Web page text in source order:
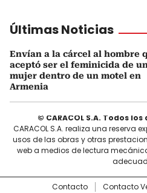
Últimas Noticias
Envían a la cárcel al hombre
aceptó ser el feminicida de
mujer dentro de un motel en
Armenia
© CARACOL S.A. Todos
CARACOL S.A. realiza una reserva
usos de las obras y otras
web a medios de lectura
Contacto Contacto